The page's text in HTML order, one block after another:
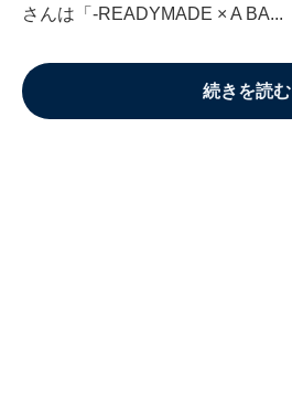
さんは「-READYMADE × A BA...
続きを読む